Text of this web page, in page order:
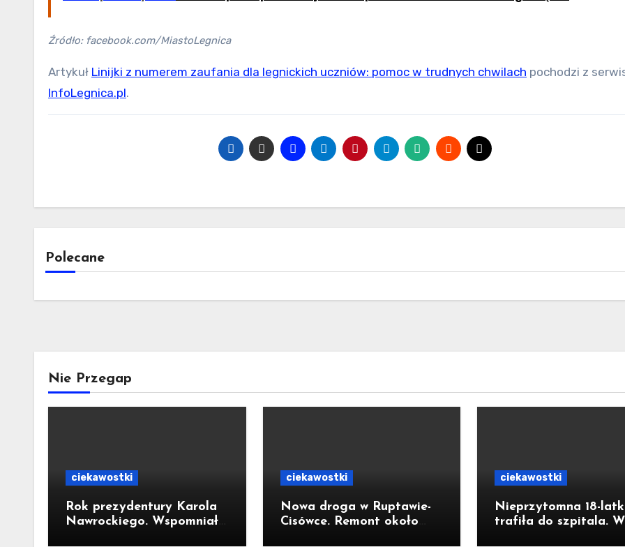
Źródło: facebook.com/MiastoLegnica
Artykuł Linijki z numerem zaufania dla legnickich uczniów: pomoc w trudnych chwilach pochodzi z
InfoLegnica.pl.
Polecane
Nie Przegap
ciekawostki
Rok prezydentury Karola
Nawrockiego. Wspomniał
ciekawostki
Nowa droga w Ruptawie-
Cisówce. Remont około
ciekawostki
Nieprzytomna 18-
trafiła do szpitala. W